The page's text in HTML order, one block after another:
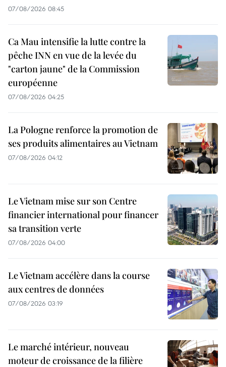
07/08/2026 08:45
Ca Mau intensifie la lutte contre la
pêche INN en vue de la levée du
"carton jaune" de la Commission
européenne
07/08/2026 04:25
La Pologne renforce la promotion de
ses produits alimentaires au Vietnam
07/08/2026 04:12
Le Vietnam mise sur son Centre
financier international pour financer
sa transition verte
07/08/2026 04:00
Le Vietnam accélère dans la course
aux centres de données
07/08/2026 03:19
Le marché intérieur, nouveau
moteur de croissance de la filière